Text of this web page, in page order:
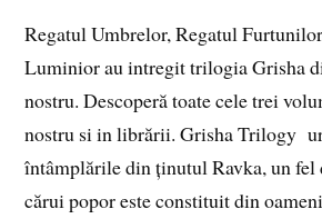
Regatul Umbrelor, Regatul
Luminior au intregit trilogia Grisha
nostru. Descoperă toate cele trei
nostru si in librării. Grisha Trilogy
întâmplările din ținutul Ravka, un fel
cărui popor este constituit din